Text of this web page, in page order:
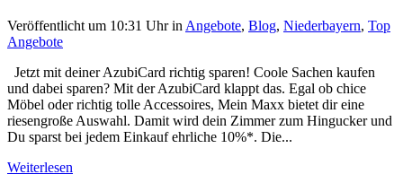
Veröffentlicht um 10:31 Uhrin Angebote, Blog, Niederbayern, Top
Angebote
Jetzt mit deiner AzubiCard richtig sparen! Coole Sachen kaufen
und dabei sparen? Mit der AzubiCard klappt das. Egal ob chice
Möbel oder richtig tolle Accessoires, Mein Maxx bietet dir eine
riesengroße Auswahl. Damit wird dein Zimmer zum Hingucker und
Du sparst bei jedem Einkauf ehrliche 10%*. Die...
Weiterlesen